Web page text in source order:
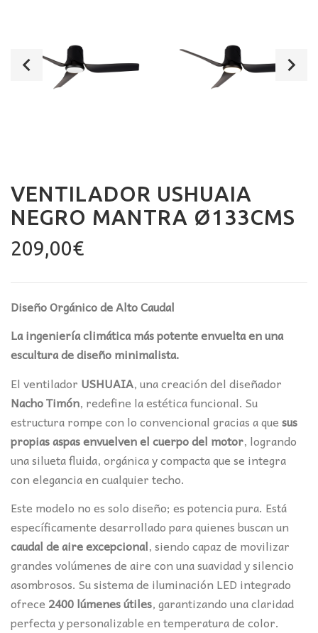
VENTILADOR USHUAIA
NEGRO MANTRA Ø133CMS
209,00€
Diseño Orgánico de Alto Caudal
La ingeniería climática más potente envuelta en una
escultura de diseño minimalista.
El ventilador USHUAIA, una creación del diseñador
Nacho Timón, redefine la estética funcional. Su
estructura rompe con lo convencional gracias a quesus
propias aspas envuelven el cuerpo del motor, logrando
una silueta fluida, orgánica y compacta que se integra
con elegancia en cualquier techo.
Este modelo no es solo diseño; es potencia pura. Está
específicamente desarrollado para quienes buscan un
caudal de aire excepcional, siendo capaz de movilizar
grandes volúmenes de aire con una suavidad y silencio
asombrosos. Su sistema de iluminación LED integrado
ofrece 2400 lúmenes útiles, garantizando una claridad
perfecta y personalizable en temperatura de color.